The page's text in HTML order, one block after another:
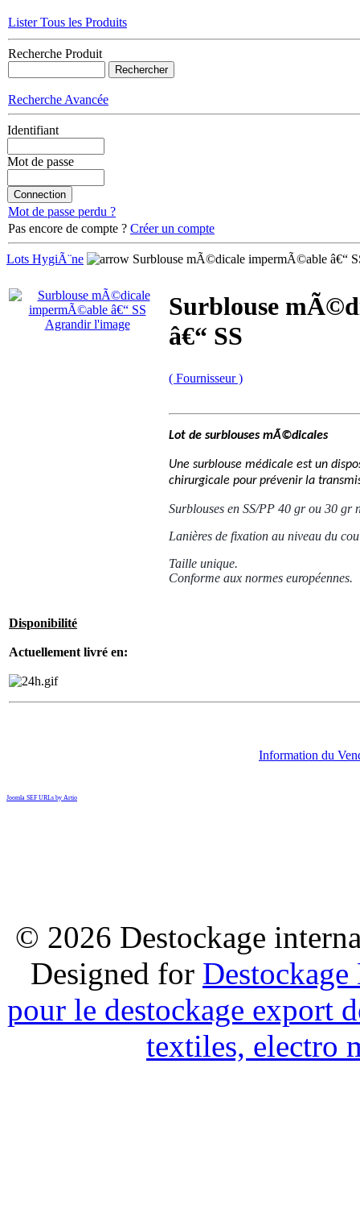
Lister Tous les Produits
Recherche Produit
Recherche Avancée
Identifiant
Mot de passe
Mot de passe perdu ?
Pas encore de compte ? Créer un compte
Lots HygiÃ¨ne Surblouse mÃ©dicale impermÃ©able â€“
Agrandir l'image
Surblouse
â€“ SS
( Fournisseur )
Lot de surblouses mÃ©dicales
Une surblouse médicale est un
chirurgicale pour prévenir la
Surblouses en SS/PP 40 gr ou 30 gr
Lanières de fixation au niveau du
Taille unique.
Conforme aux normes européennes.
Disponibilité
Actuellement livré en:
Information du
Joomla SEF URLs by Artio
© 2026 Destockage
Designed for
pour le destockage export
textiles, electro